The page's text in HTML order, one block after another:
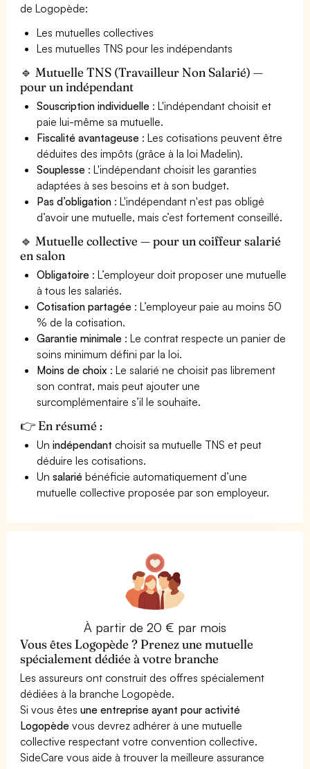
de Logopède:
Les mutuelles collectives
Les mutuelles TNS pour les indépendants
🔹 Mutuelle TNS (Travailleur Non Salarié) —
pour un indépendant
Souscription individuelle : L'indépendant choisit et
paie lui-même sa mutuelle.
Fiscalité avantageuse : Les cotisations peuvent être
déduites des impôts (grâce à la loi Madelin).
Souplesse : L'indépendant choisit les garanties
adaptées à ses besoins et à son budget.
Pas d’obligation : L'indépendant n'est pas obligé
d’avoir une mutuelle, mais c’est fortement conseillé.
🔹 Mutuelle collective — pour un coiffeur salarié
en salon
Obligatoire : L’employeur doit proposer une mutuelle
à tous les salariés.
Cotisation partagée : L’employeur paie au moins 50
% de la cotisation.
Garantie minimale : Le contrat respecte un panier de
soins minimum défini par la loi.
Moins de choix : Le salarié ne choisit pas librement
son contrat, mais peut ajouter une
surcomplémentaire s’il le souhaite.
👉 En résumé :
Unindépendant choisit sa mutuelle TNS et peut
déduire les cotisations.
Unsalarié bénéficie automatiquement d’une
mutuelle collective proposée par son employeur.
À partir de 20 € par mois
Vous êtes Logopède ? Prenez une mutuelle
spécialement dédiée à votre branche
Les assureurs ont construit des offres spécialement
dédiées à la branche Logopède.
Si vous êtesune entreprise ayant pour activité
Logopède vous devrez adhérer à une mutuelle
collective respectant votre convention collective.
SideCare vous aide à trouver la meilleure assurance